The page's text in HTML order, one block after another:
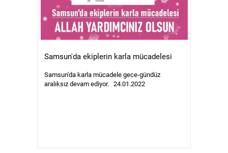
Samsun'da ekiplerin karla mücadelesi
Samsun'da karla mücadele gece-gündüz
aralıksız devam ediyor. 24.01.2022